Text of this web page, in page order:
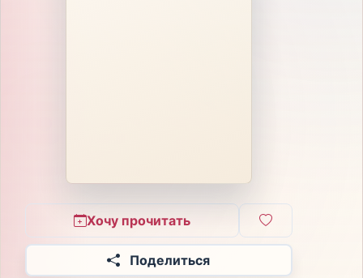
Хочу прочитать
Поделиться